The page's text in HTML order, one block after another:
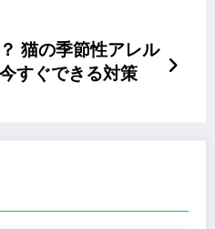
猫の季節性アレル
すぐできる対策